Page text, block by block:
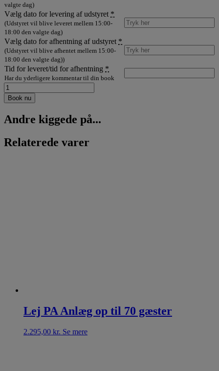
valgte dag)
Vælg dato for levering af udstyret *
(Udstyret vil blive leveret mellem 15:00-
18:00 den valgte dag)
Vælg dato for afhentning af udstyret *
(Udstyret vil blive afhentet mellem 15:00-
18:00 den valgte dag))
Tid for leveret/tid for afhentning *
Har du yderligere kommentar til din book
Lej
DJ
Festpakke
op
100
personer
Book nu
Andre kiggede på...
Relaterede varer
Lej PA Anlæg op til 70 gæster
2.295,00 kr. Se mere